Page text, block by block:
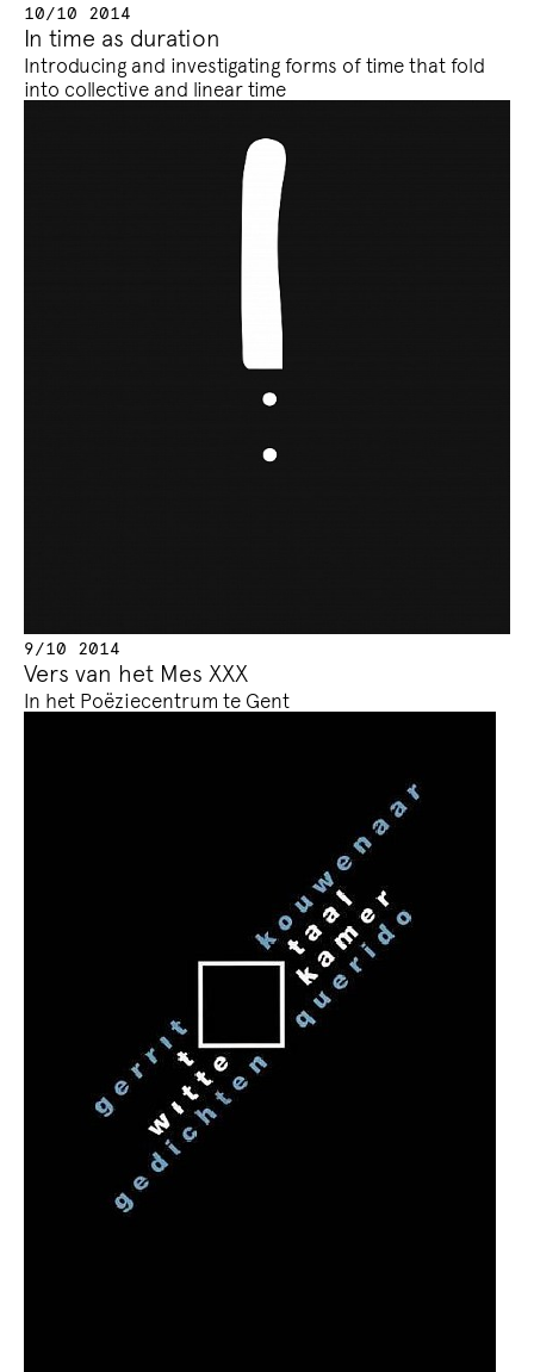
10/10 2014
In time as duration
Introducing and investigating forms of time that fold
into collective and linear time
9/10 2014
Vers van het Mes XXX
In het Poëziecentrum te Gent